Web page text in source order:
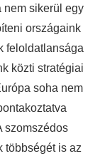
nem sikerül egy
országaink
feloldatlansága
közti stratégiai
soha nem
szomszédos
többségét is az